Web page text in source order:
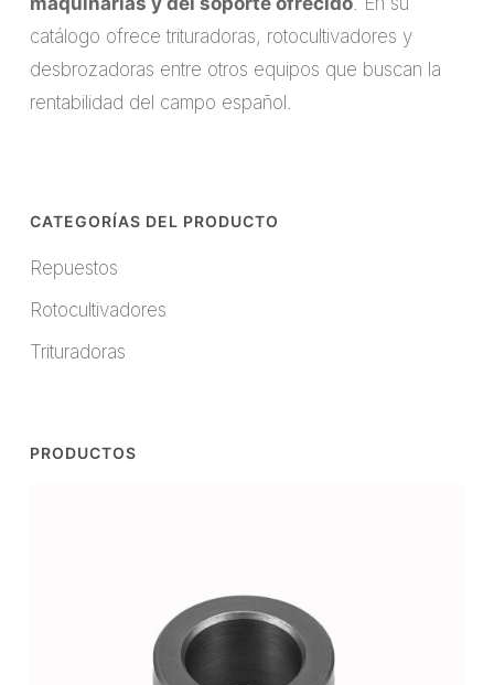
catálogo ofrece trituradoras, rotocultivadores y
desbrozadoras entre otros equipos que buscan la
rentabilidad del campo español.
CATEGORÍAS DEL PRODUCTO
Repuestos
Rotocultivadores
Trituradoras
PRODUCTOS